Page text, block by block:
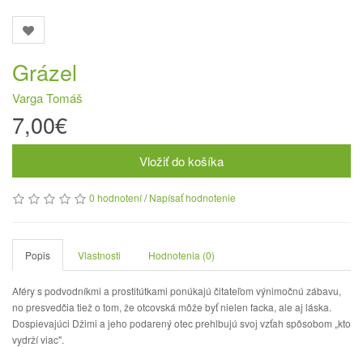
Grázel
Varga Tomáš
7,00€
Vložiť do košíka
0 hodnotení/Napísať hodnotenie
Popis Vlastnosti Hodnotenia (0)
Aféry s podvodníkmi a prostitútkami ponúkajú čitateľom výnimočnú zábavu,
no presvedčia tiež o tom, že otcovská môže byť nielen facka, ale aj láska.
Dospievajúci Džimi a jeho podarený otec prehlbujú svoj vzťah spôsobom „kto
vydrží viac".